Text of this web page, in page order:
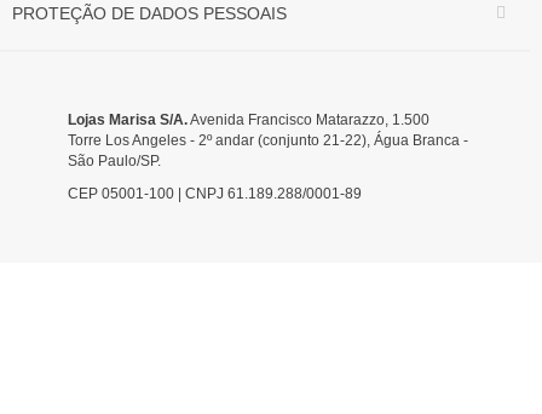
PROTEÇÃO DE DADOS PESSOAIS
Lojas Marisa S/A.Avenida Francisco Matarazzo, 1.500
Torre Los Angeles - 2º andar (conjunto 21-22), Água Branca -
São Paulo/SP.
CEP 05001-100 | CNPJ 61.189.288/0001-89